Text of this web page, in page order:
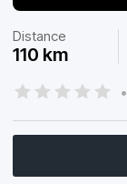
Distance
110 km
•